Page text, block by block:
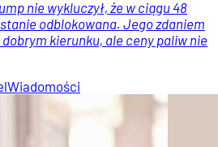
nie wykluczył, że w ciągu 48
odblokowana. Jego zdaniem
kierunku, ale ceny paliw nie
Wiadomości